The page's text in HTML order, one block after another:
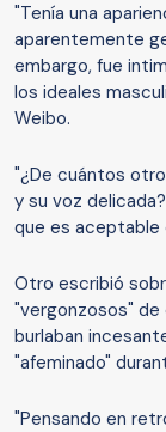
"Tenía una
aparentemente
embargo, fue
los ideales
Weibo.
"¿De cuántos
y su voz
que es aceptable
Otro escribió
"vergonzosos"
burlaban
"afeminado"
"Pensando en